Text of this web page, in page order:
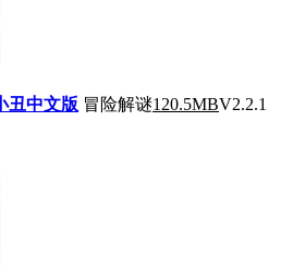
丑中文版 冒险解谜120.5MBV2.2.1